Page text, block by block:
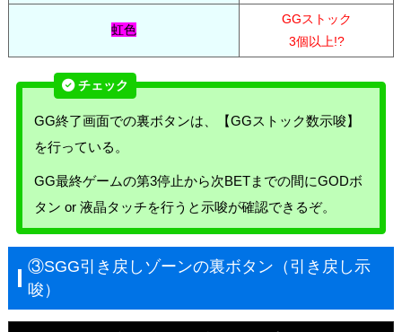
虹色
GGストック
3個以上!?
GG終了画面での裏ボタンは、【GGストック数示唆】
を行っている。
GG最終ゲームの第3停止から次BETまでの間にGODボ
タン or 液晶タッチを行うと示唆が確認できるぞ。
③SGG引き戻しゾーンの裏ボタン（引き戻し示
唆）